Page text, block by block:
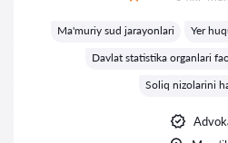
Ma'muriy sud jarayonlari
Yer
Davlat statistika organlari
Soliq nizolarini